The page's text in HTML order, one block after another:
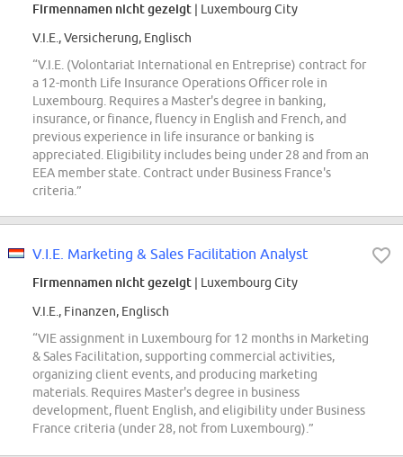
Firmennamen nicht gezeigt | Luxembourg City
V.I.E., Versicherung, Englisch
“V.I.E. (Volontariat International en Entreprise) contract for
a 12-month Life Insurance Operations Officer role in
Luxembourg. Requires a Master's degree in banking,
insurance, or finance, fluency in English and French, and
previous experience in life insurance or banking is
appreciated. Eligibility includes being under 28 and from an
EEA member state. Contract under Business France's
criteria.”
V.I.E. Marketing & Sales Facilitation Analyst
Firmennamen nicht gezeigt | Luxembourg City
V.I.E., Finanzen, Englisch
“VIE assignment in Luxembourg for 12 months in Marketing
& Sales Facilitation, supporting commercial activities,
organizing client events, and producing marketing
materials. Requires Master's degree in business
development, fluent English, and eligibility under Business
France criteria (under 28, not from Luxembourg).”